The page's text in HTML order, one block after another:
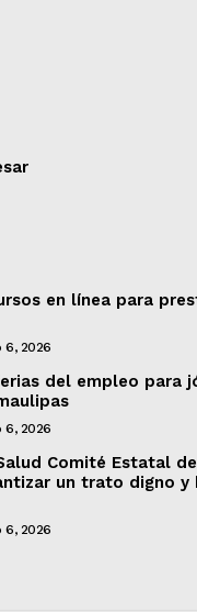
en línea para
6, 2026
del empleo para
6, 2026
Comité Estatal
un trato digno y
6, 2026